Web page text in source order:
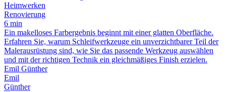
Heimwerken
Renovierung
6 min
Ein makelloses Farbergebnis beginnt mit einer glatten Oberfläche.
Erfahren Sie, warum Schleifwerkzeuge ein unverzichtbarer Teil der
Malerausrüstung sind, wie Sie das passende Werkzeug auswählen
und mit der richtigen Technik ein gleichmäßiges Finish erzielen.
Emil Günther
Emil
Günther